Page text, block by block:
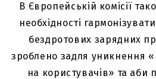
В Європейській комісії
необхідності
бездротових зарядних
зроблено задля уникнення
на користувачів» та аби